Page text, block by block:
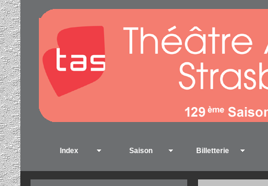
Index Saison Billetterie